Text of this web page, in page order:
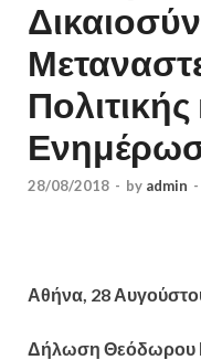
Πολιτικής
28/08/2018 - by admin -
Αθήνα, 28
Δήλωση Θεόδωρου